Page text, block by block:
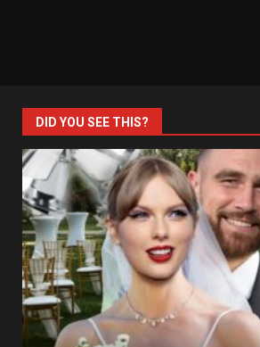
DID YOU SEE THIS?